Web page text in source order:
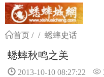
首页 蟋蟀史话
蟋蟀秋鸣之美
2013-10-10 08:27:22